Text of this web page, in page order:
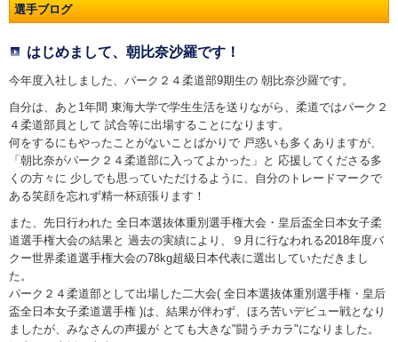
選手ブログ
はじめまして、朝比奈沙羅です！
今年度入社しました、パーク２４柔道部9期生の 朝比奈沙羅です。
自分は、あと1年間 東海大学で学生生活を送りながら、柔道ではパーク２
４柔道部員として 試合等に出場することになります。
何をするにもやったことがないことばかりで 戸惑いも多くありますが、
「朝比奈がパーク２４柔道部に入ってよかった」と 応援してくださる多
くの方々に 少しでも思っていただけるように、自分のトレードマークで
ある笑顔を忘れず精一杯頑張ります！
また、先日行われた 全日本選抜体重別選手権大会・皇后盃全日本女子柔
道選手権大会の結果と 過去の実績により、９月に行なわれる2018年度バ
クー世界柔道選手権大会の78kg超級日本代表に選出していただきまし
た。
パーク２４柔道部として出場した二大会( 全日本選抜体重別選手権・皇后
盃全日本女子柔道選手権 )は、結果が伴わず、ほろ苦いデビュー戦となり
ましたが、みなさんの声援が とても大きな"闘うチカラ"になりました。